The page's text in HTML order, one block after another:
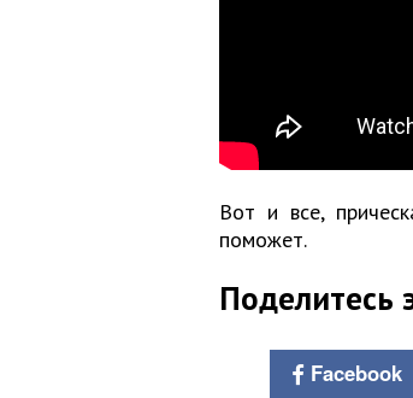
Вот и все,
поможет.
Поделитесь
Facebook